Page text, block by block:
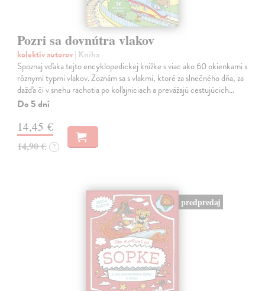
Pozri sa dovnútra vlakov
kolektív autorov| Kniha
Spoznaj vďaka tejto encyklopedickej knižke s viac ako 60 okienkami s
rôznymi typmi vlakov. Zoznám sa s vlakmi, ktoré za slnečného dňa, za
dažďa či v snehu rachotia po koľajniciach a prevážajú cestujúcich…
Do 5 dní
14,45 €
14,90 € ?
predpredaj